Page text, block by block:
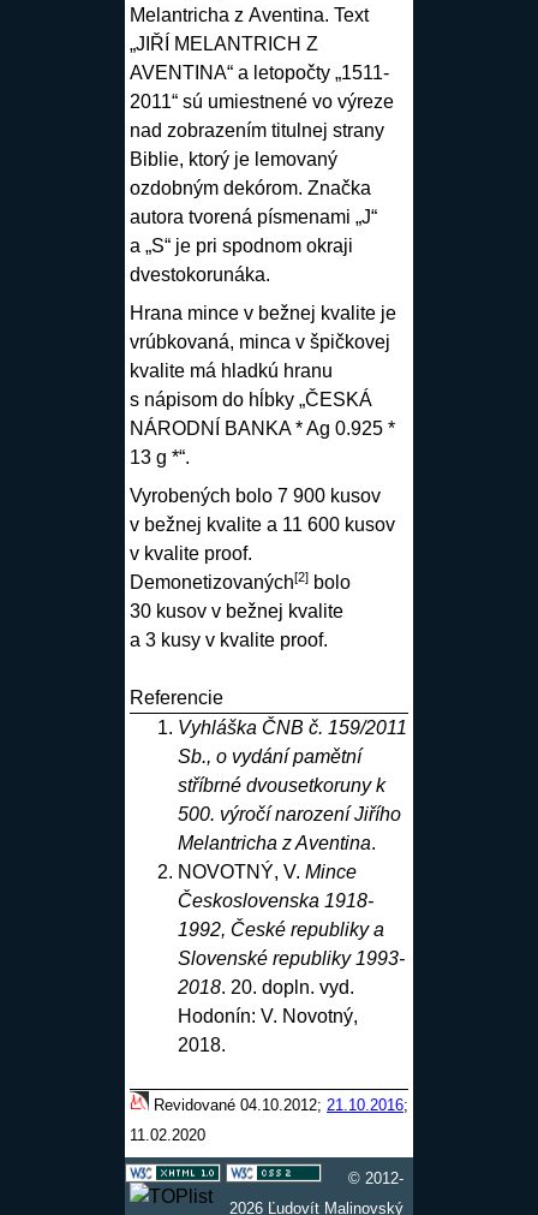
Melantricha z Aventina. Text
„JIŘÍ MELANTRICH Z
AVENTINA“ a letopočty „1511-
2011“ sú umiestnené vo výreze
nad zobrazením titulnej strany
Biblie, ktorý je lemovaný
ozdobným dekórom. Značka
autora tvorená písmenami „J“
a „S“ je pri spodnom okraji
dvestokorunáka.
Hrana mince v bežnej kvalite je
vrúbkovaná, minca v špičkovej
kvalite má hladkú hranu
s nápisom do hĺbky „ČESKÁ
NÁRODNÍ BANKA * Ag 0.925 *
13 g *“.
Vyrobených bolo 7 900 kusov
v bežnej kvalite a 11 600 kusov
v kvalite proof.
Demonetizovaných[2]bolo
30 kusov v bežnej kvalite
a 3 kusy v kvalite proof.
Referencie
Vyhláška ČNB č. 159/2011
Sb., o vydání pamětní
stříbrné dvousetkoruny k
500. výročí narození Jiřího
Melantricha z Aventina.
NOVOTNÝ, V. Mince
Československa 1918-
1992, České republiky a
Slovenské republiky 1993-
2018. 20. dopln. vyd.
Hodonín: V. Novotný,
2018.
Revidované 04.10.2012; 21.10.2016;
11.02.2020
© 2012-
2026 Ľudovít Malinovský